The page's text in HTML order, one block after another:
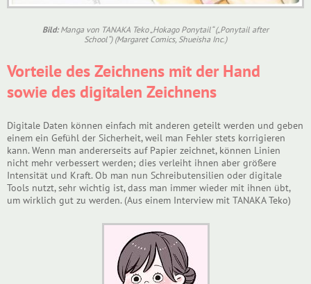
Bild:Manga von TANAKA Teko „Hokago Ponytail“ („Ponytail after
School“) (Margaret Comics, Shueisha Inc.)
Vorteile des Zeichnens mit der Hand
sowie des digitalen Zeichnens
Digitale Daten können einfach mit anderen geteilt werden und geben
einem ein Gefühl der Sicherheit, weil man Fehler stets korrigieren
kann. Wenn man andererseits auf Papier zeichnet, können Linien
nicht mehr verbessert werden; dies verleiht ihnen aber größere
Intensität und Kraft. Ob man nun Schreibutensilien oder digitale
Tools nutzt, sehr wichtig ist, dass man immer wieder mit ihnen übt,
um wirklich gut zu werden. (Aus einem Interview mit TANAKA Teko)